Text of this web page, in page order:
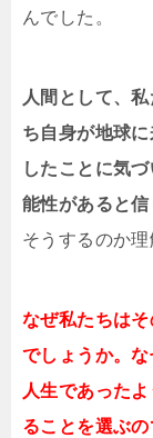
んでした。
人間として、
ち自身が地球
したことに気
能性があると信
そう​​するのか理
なぜ私たちは
でしょうか。
人生であった
ることを選ぶの